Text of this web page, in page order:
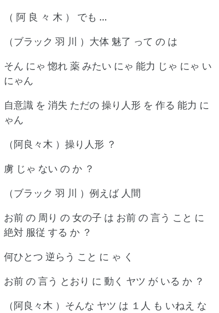
（ 阿 良 々 木 ） でも …
（ブラック 羽 川 ）大体 魅了 って の は
そん にゃ 惚れ 薬 みたい にゃ 能力 じゃ にゃ い
にゃん
自意識 を 消失 ただの 操り人形 を 作る 能力 に
ゃん
（阿良々木 ）操り人形 ？
虜 じゃ ない の か ？
（ブラック 羽 川 ）例えば 人間
お前 の 周り の 女の子 は お前 の 言う こと に
絶対 服従 する か ？
何ひとつ 逆らう こと に ゃ く
お前 の 言う とおり に 動く ヤツ が いる か ？
（阿良々木 ）そんな ヤツ は １人 も いねえ な